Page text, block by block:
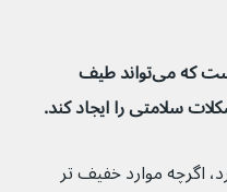
سندرم نونان یک بیماری ژنتیکی است که می‌تواند طیف
اگرچه موارد خفیف تر